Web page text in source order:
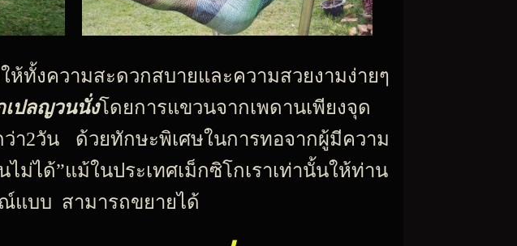
ห้ทั้งความสะดวกสบายและความสวยงามง่ายๆ
เปลญวนนั่งโดยการแขวนจากเพดานเพียงจุด
า2วัน ด้วยทักษะพิเศษในการทอจากผู้มีความ
ม่ได้”แม้ในประเทศเม็กซิโกเราเท่านั้นให้ท่าน
แบบ สามารถขยายได้